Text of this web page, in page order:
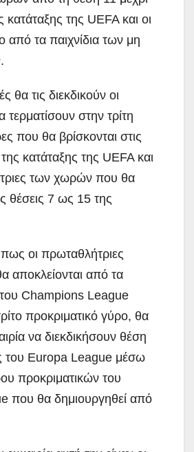
κατάταξης της UEFA και οι
από τα παιχνίδια των μη
θα τις διεκδικούν οι
στην τρίτη
που θα βρίσκονται στις
κατάταξης της UEFA και
των χωρών που θα
θέσεις 7 ως 15 της
οι πρωταθλήτριες
αποκλείονται από τα
του Champions League
προκριματικό γύρο, θα
να διεκδικήσουν θέση
του Europa League μέσω
προκριματικών του
που θα δημιουργηθεί από